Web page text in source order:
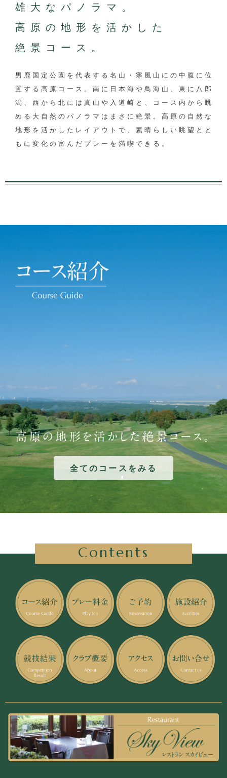
雄大なパノラマ。
高原の地形を活かした
絶景コース。
男鹿国定公園を代表する名山・寒風山にの中腹に位
置する高原コース。南に日本海や鳥海山、東に八郎
潟、西から北には真山や入道崎と、コース内から眺
める大自然のパノラマはまさに絶景。高原の自然な
地形を活かしたレイアウトで、素晴らしい眺望とと
もに変化の富んだプレーを満喫できる。
全てのコースをみる
Contents